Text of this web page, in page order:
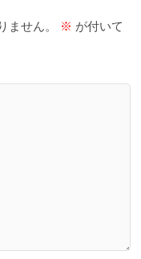
ません。 ※ が付いて